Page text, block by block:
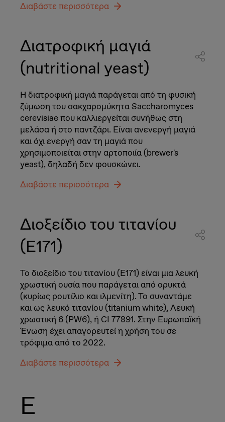
Διαβάστε περισσότερα
Διατροφική μαγιά
(nutritional yeast)
Η διατροφική μαγιά παράγεται από τη φυσική
ζύμωση του σακχαρομύκητα Saccharomyces
cerevisiae που καλλιεργείται συνήθως στη
μελάσα ή στο παντζάρι. Είναι ανενεργή μαγιά
και όχι ενεργή σαν τη μαγιά που
χρησιμοποιείται στην αρτοποιία (brewer's
yeast), δηλαδή δεν φουσκώνει.
Διαβάστε περισσότερα
Διοξείδιο του τιτανίου
(E171)
Το διοξείδιο του τιτανίου (E171) είναι μια λευκή
χρωστική ουσία που παράγεται από ορυκτά
(κυρίως ρουτίλιο και ιλμενίτη). Το συναντάμε
και ως λευκό τιτανίου (titanium white), Λευκή
χρωστική 6 (PW6), ή CI 77891. Στην Ευρωπαϊκή
Ένωση έχει απαγορευτεί η χρήση του σε
τρόφιμα από το 2022.
Διαβάστε περισσότερα
Ε